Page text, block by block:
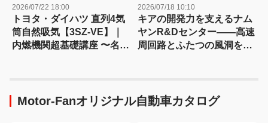
2026/07/22 18:00
トヨタ・ダイハツ 直列4気
筒自然吸気【3SZ-VE】｜
内燃機関超基礎講座 〜名作
2026/07/18 10:10
キアの開発力を支えるナム
ヤンR&Dセンター――高速
周回路とふたつの風洞を訪
Motor-Fanオリジナル自動車カタログ